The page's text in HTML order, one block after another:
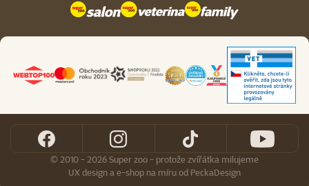
© 2010 - 2026 Super zoo - protože zvířátka milujeme
UX designae-shop na míruod PeckaDesign